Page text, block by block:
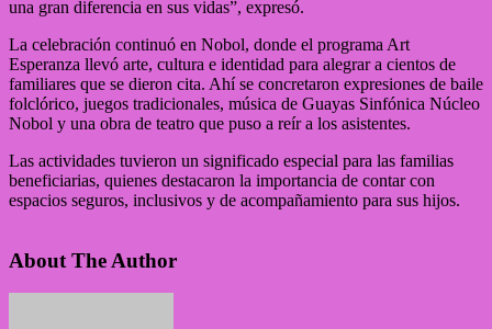
una gran diferencia en sus vidas”, expresó.
La celebración continuó en Nobol, donde el programa Art
Esperanza llevó arte, cultura e identidad para alegrar a cientos de
familiares que se dieron cita. Ahí se concretaron expresiones de baile
folclórico, juegos tradicionales, música de Guayas Sinfónica Núcleo
Nobol y una obra de teatro que puso a reír a los asistentes.
Las actividades tuvieron un significado especial para las familias
beneficiarias, quienes destacaron la importancia de contar con
espacios seguros, inclusivos y de acompañamiento para sus hijos.
About The Author